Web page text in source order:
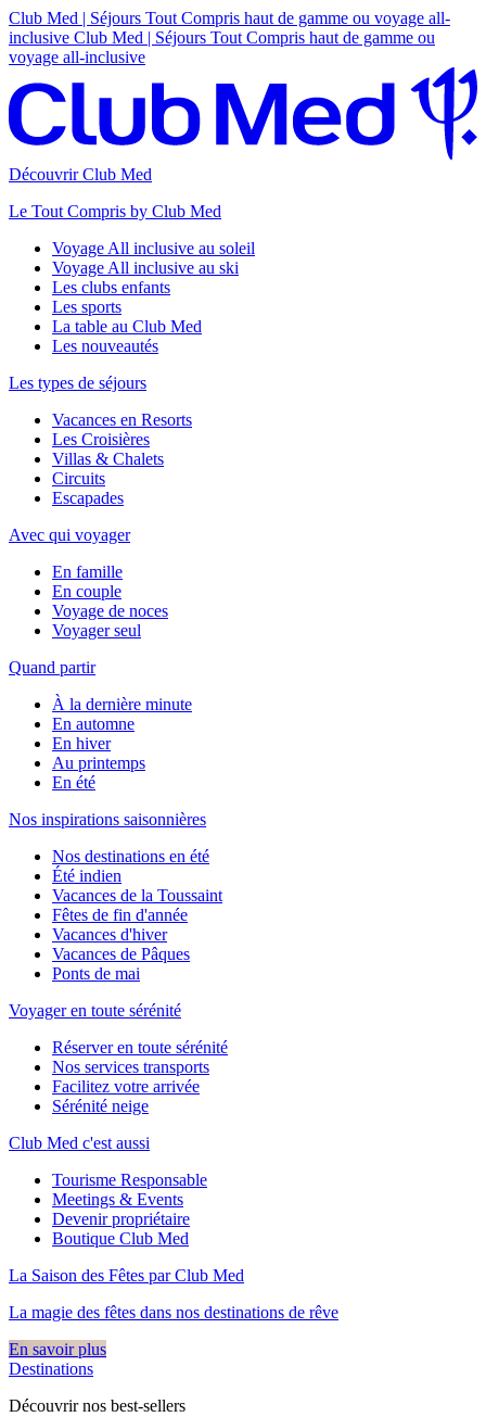
Club Med | Séjours Tout Compris haut de gamme ou voyage all-
inclusive Club Med | Séjours Tout Compris haut de gamme ou
voyage all-inclusive
Découvrir Club Med
Le Tout Compris by Club Med
Voyage All inclusive au soleil
Voyage All inclusive au ski
Les clubs enfants
Les sports
La table au Club Med
Les nouveautés
Les types de séjours
Vacances en Resorts
Les Croisières
Villas & Chalets
Circuits
Escapades
Avec qui voyager
En famille
En couple
Voyage de noces
Voyager seul
Quand partir
À la dernière minute
En automne
En hiver
Au printemps
En été
Nos inspirations saisonnières
Nos destinations en été
Été indien
Vacances de la Toussaint
Fêtes de fin d'année
Vacances d'hiver
Vacances de Pâques
Ponts de mai
Voyager en toute sérénité
Réserver en toute sérénité
Nos services transports
Facilitez votre arrivée
Sérénité neige
Club Med c'est aussi
Tourisme Responsable
Meetings & Events
Devenir propriétaire
Boutique Club Med
La Saison des Fêtes par Club Med
La magie des fêtes dans nos destinations de rêve​
En savoir plus
Destinations
Découvrir nos best-sellers